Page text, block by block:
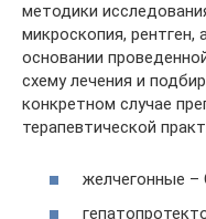
методики
микроскопия,
основании
схему лечения и
конкретном случае
терапевтической
желчегонные –